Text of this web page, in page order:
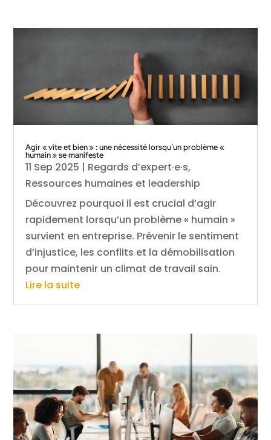
Agir « vite et bien » : une nécessité lorsqu’un problème «
humain » se manifeste
11 Sep 2025 | Regards d’expert·e·s,
Ressources humaines et leadership
Découvrez pourquoi il est crucial d’agir
rapidement lorsqu’un problème « humain »
survient en entreprise. Prévenir le sentiment
d’injustice, les conflits et la démobilisation
pour maintenir un climat de travail sain.
Lire la suite